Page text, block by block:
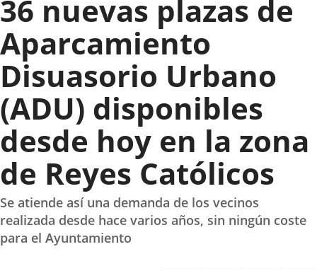
Valladolid
36 nuevas plazas de
Aparcamiento
Disuasorio Urbano
(ADU) disponibles
desde hoy en la zona
de Reyes Católicos
Se atiende así una demanda de los vecinos
realizada desde hace varios años, sin ningún coste
para el Ayuntamiento